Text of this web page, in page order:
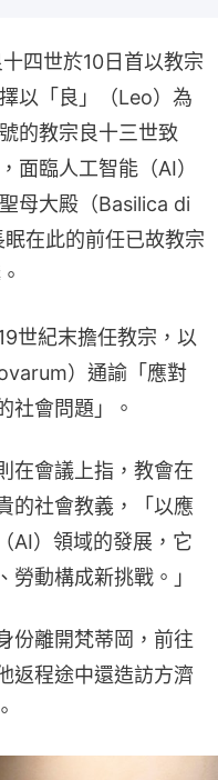
四世於10日首以教宗
以「良」（Leo）為
的教宗良十三世致
面臨人工智能（AI）
母大殿（Basilica di
在此的前任已故教宗
世紀末擔任教宗，以
）通諭「應對
社會問題」。
在會議上指，教會在
的社會教義，「以應
AI）領域的發展，它
動構成新挑戰。」
份離開梵蒂岡，前往
返程途中還造訪方濟